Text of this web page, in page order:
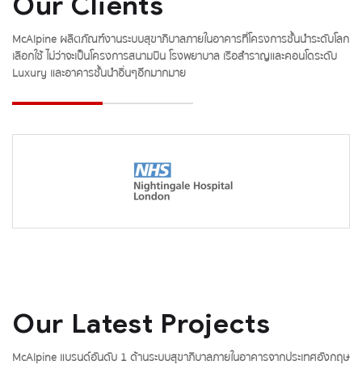
McAlpine ผลิตภัณฑ์งานระบบสุขาภิบาลภายในอาคารที่โครงการชั้นนำระดับโลก
เลือกใช้ ไม่ว่าจะเป็นโครงการสนามบิน โรงพยาบาล เรือสำราญและคอนโดระดับ
Luxury และอาคารชั้นนำอื่นๆอีกมากมาย
Our Latest Projects
McAlpine แบรนด์อันดับ 1 ด้านระบบสุขาภิบาลภายในอาคารจากประเทศอังกฤษ